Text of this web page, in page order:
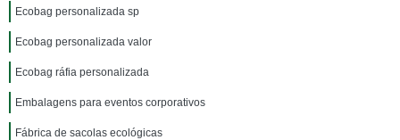
Ecobag personalizada sp
Ecobag personalizada valor
Ecobag ráfia personalizada
Embalagens para eventos corporativos
Fábrica de sacolas ecológicas